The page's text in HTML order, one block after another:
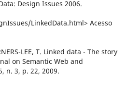
Design Issues 2006.
LinkedData.html> Acesso
LEE, T. Linked data - The story
on Semantic Web and
n. 3, p. 22, 2009.